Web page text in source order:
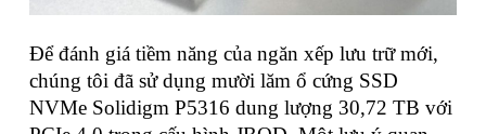
Để đánh giá tiềm năng của ngăn xếp lưu trữ mới,
chúng tôi đã sử dụng mười lăm ổ cứng SSD
NVMe Solidigm P5316 dung lượng 30,72 TB với